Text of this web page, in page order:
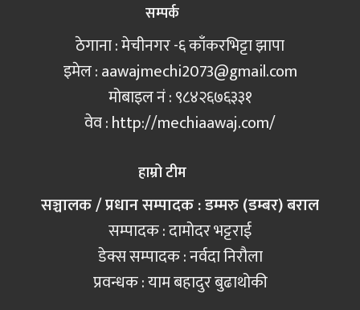
सम्पर्क
ठेगाना : मेचीनगर -६ काँकरभिट्टा झापा
इमेल :aawajmechi2073@gmail.com
मोबाइल नं‍ : ९८४२६७६३३१
वेव : http://mechiaawaj.com/
हाम्रो टीम
सञ्चालक / प्रधान सम्पादक : डम्मरु (डम्बर) बराल
सम्पादक : दामोदर भट्टराई
डेक्स सम्पादक : नर्वदा निरौला
प्रवन्धक : याम बहादुर बुढाथोकी